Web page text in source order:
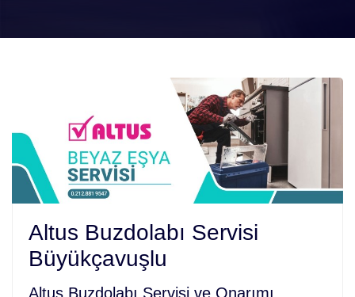
Altus Buzdolabı Servisi
Büyükçavuşlu
Altus Buzdolabı Servisi ve Onarımı